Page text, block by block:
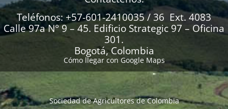
Teléfonos: +57-601-2410035 / 36 Ext. 4083
Calle 97a N° 9 – 45. Edificio Strategic 97 – Oficina
301.
Bogotá, Colombia
Cómo llegar con Google Maps
Sociedad de Agricultores de Colombia